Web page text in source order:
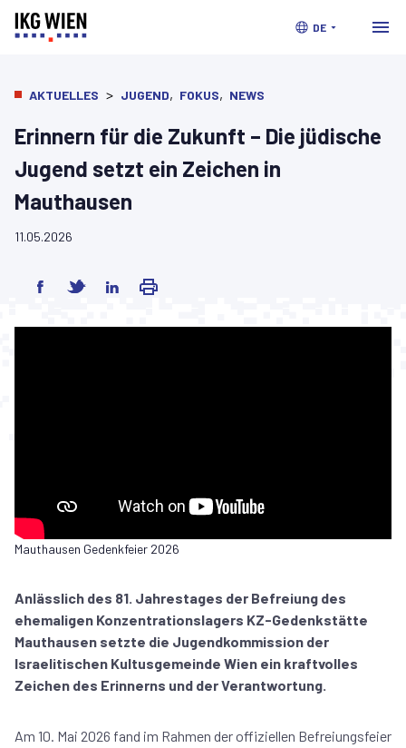
DE
AKTUELLES > JUGEND, FOKUS, NEWS
Erinnern für die Zukunft – Die jüdische
Jugend setzt ein Zeichen in
Mauthausen
11.05.2026
Mauthausen Gedenkfeier 2026
Anlässlich des 81. Jahrestages der Befreiung des
ehemaligen Konzentrationslagers KZ-Gedenkstätte
Mauthausen setzte die Jugendkommission der
Israelitischen Kultusgemeinde Wien ein kraftvolles
Zeichen des Erinnerns und der Verantwortung.
Am 10. Mai 2026 fand im Rahmen der offiziellen Befreiungsfeier